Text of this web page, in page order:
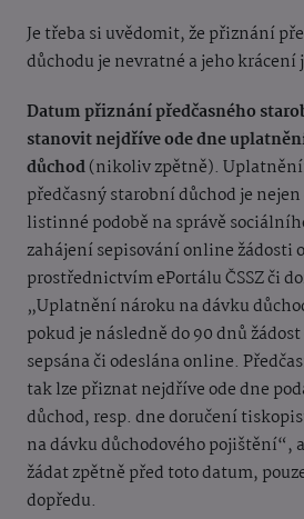
Je třeba si uvědomit, že přiznání
důchodu je nevratné a jeho krácení
Datum přiznání předčasného
stanovit nejdříve ode dne
důchod(nikoliv zpětně).
předčasný starobní důchod je
listinné podobě na správě
zahájení sepisování online žádosti
prostřednictvím ePortálu ČSSZ či
„Uplatnění nároku na dávku
pokud je následně do 90 dnů
sepsána či odeslána online.
tak lze přiznat nejdříve ode dne
důchod, resp. dne doručení
na dávku důchodového pojištění“,
žádat zpětně před toto datum,
dopředu.